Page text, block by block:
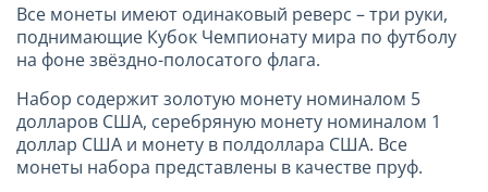
Все монеты имеют одинаковый реверс – три руки,
поднимающие Кубок Чемпионату мира по футболу
на фоне звёздно-полосатого флага.
Набор содержит золотую монету номиналом 5
долларов США, серебряную монету номиналом 1
доллар США и монету в полдоллара США. Все
монеты набора представлены в качестве пруф.